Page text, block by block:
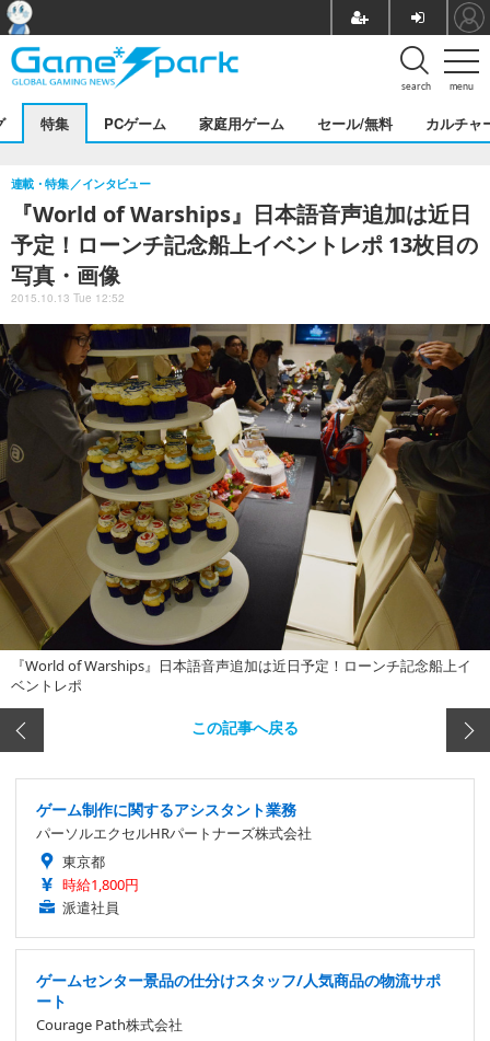
menu
search
特集 PCゲーム 家庭用ゲーム セール/無料 カルチャ
『World of Warships』日本語音声追加は近日
予定！ローンチ記念船上イベントレポ 13枚目の
写真・画像
連載・特集 インタビュー
2015.10.13 Tue 12:52
『World of Warships』日本語音声追加は近日予定！ローンチ記念船上イ
ベントレポ
この記事へ戻る
ゲーム制作に関するアシスタント業務
パーソルエクセルHRパートナーズ株式会社
東京都
時給1,800円
派遣社員
ゲームセンター景品の仕分けスタッフ/人気商品の物流サポ
ート
Courage Path株式会社